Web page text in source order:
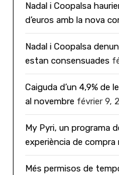
Nadal i Coopalsa
d’euros amb la nova
Nadal i Coopalsa
estan consensuades
Caiguda d’un 4,9% de
al novembre février 9,
My Pyri, un programa
experiència de compra
Més permisos de